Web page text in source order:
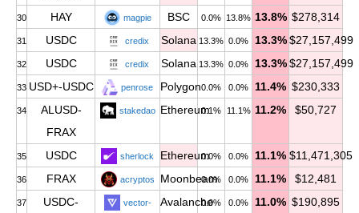
30 HAY magpie BSC 0.0% 13.8% 13.8% $278,314
31 USDC credix Solana 13.3% 0.0% 13.3% $27,157,499
32 USDC credix Solana 13.3% 0.0% 13.3% $27,157,499
33 USD+-USDC penrose Polygon0.0% 0.0% 11.4% $230,333
34
ALUSD-
FRAX
stakedao Ethereum0.1% 11.1% 11.2% $50,727
35 USDC sherlock Ethereum0.0% 0.0% 11.1% $11,471,305
36 FRAX acryptos Moonbeam
0.0% 0.0% 11.1% $12,481
37 USDC- vector- Avalanche0.0% 0.0% 11.0% $190,895